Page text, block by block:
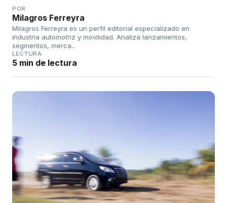
POR
Milagros Ferreyra
Milagros Ferreyra es un perfil editorial especializado en
industria automotriz y movilidad. Analiza lanzamientos,
segmentos, merca...
LECTURA
5 min de lectura